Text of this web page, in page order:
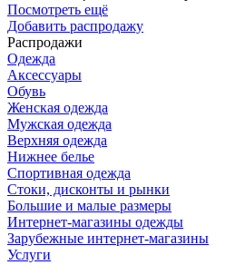
Посмотреть ещё
Добавить распродажу
Распродажи
Одежда
Аксессуары
Обувь
Женская одежда
Мужская одежда
Верхняя одежда
Нижнее белье
Спортивная одежда
Стоки, дисконты и рынки
Большие и малые размеры
Интернет-магазины одежды
Зарубежные интернет-магазины
Услуги